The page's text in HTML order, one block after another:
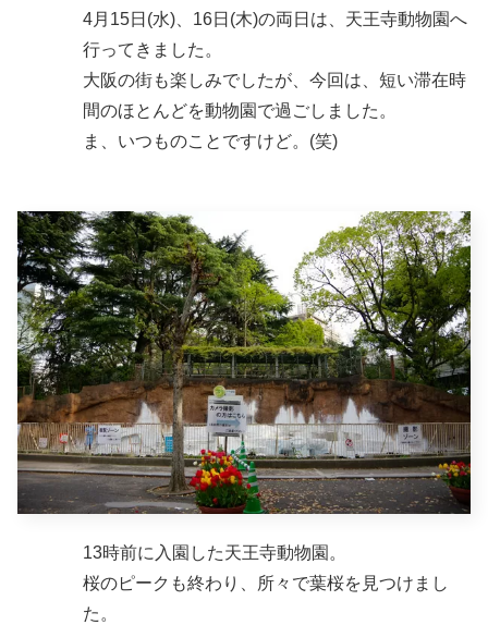
4月15日(水)、16日(木)の両日は、天王寺動物園へ
行ってきました。
大阪の街も楽しみでしたが、今回は、短い滞在時
間のほとんどを動物園で過ごしました。
ま、いつものことですけど。(笑)
13時前に入園した天王寺動物園。
桜のピークも終わり、所々で葉桜を見つけまし
た。